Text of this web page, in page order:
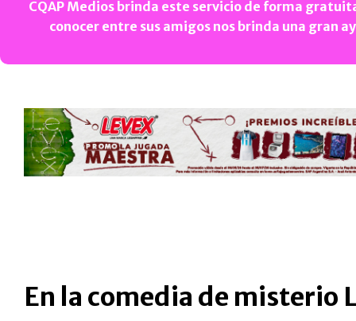
CQAP Medios brinda este servicio de forma
conocer entre sus amigos nos brinda una gran
En la comedia de misterio